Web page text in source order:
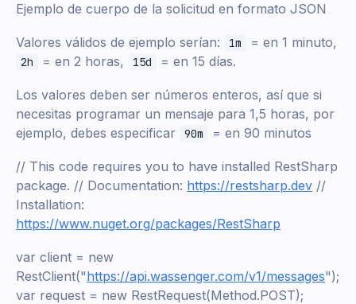
Ejemplo de cuerpo de la solicitud en formato JSON
Valores válidos de ejemplo serían: 1m = en 1 minuto,
2h = en 2 horas, 15d = en 15 días.
Los valores deben ser números enteros, así que si
necesitas programar un mensaje para 1,5 horas, por
ejemplo, debes especificar
90m = en 90 minutos
// This code requires you to have installed RestSharp
package. // Documentation: https://restsharp.dev //
Installation:
https://www.nuget.org/packages/RestSharp
var client = new
RestClient("https://api.wassenger.com/v1/messages");
var request = new RestRequest(Method.POST);